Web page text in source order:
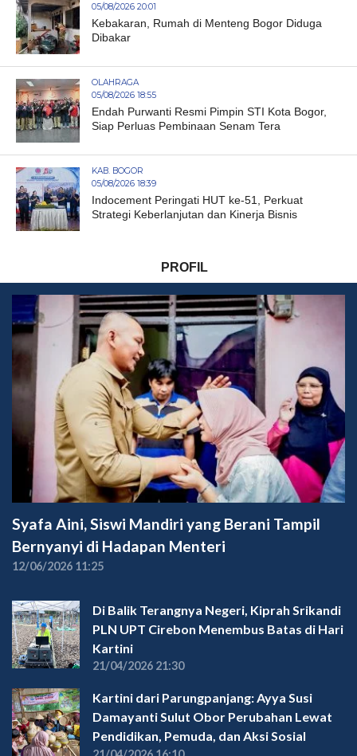
05/08/2026 20:01
Kebakaran, Rumah di Menteng Bogor Diduga
Dibakar
OLAHRAGA
05/08/2026 18:55
Endah Purwanti Resmi Pimpin STI Kota Bogor,
Siap Perluas Pembinaan Senam Tera
KAB. BOGOR
05/08/2026 18:39
Indocement Peringati HUT ke-51, Perkuat
Strategi Keberlanjutan dan Kinerja Bisnis
PROFIL
Syafa Aini, Siswi Mandiri yang Berani Tampil
Bernyanyi di Hadapan Menteri
12/06/2026 11:25
Di Balik Terangnya Negeri, Kiprah Srikandi
PLN UPT Cirebon Menembus Batas di Hari
Kartini
21/04/2026 21:30
Kartini dari Parungpanjang: Ayya Susi
Damayanti Sulut Obor Perubahan Lewat
Pendidikan, Pemuda, dan Aksi Sosial